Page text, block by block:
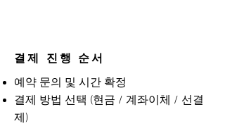
결제 진행 순서
예약 문의 및 시간 확정
결제 방법 선택 (현금 / 계좌이체 / 선결
제)